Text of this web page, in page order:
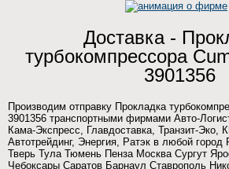
Доставка -
турбокомпрессора
3901356
Производим отправку Прокладка
3901356 транспортными фирмами Авто-
Кама-Экспресс, Главдоставка, Транзит-Эко,
Автотрейдинг, Энергия, Ратэк в любой
Тверь Тула Тюмень Пенза Москва Сургут
Чебоксары Саратов Барнаул Ставрополь